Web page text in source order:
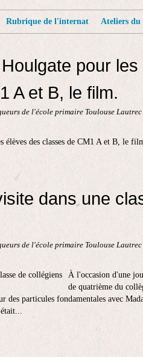
Rubrique de l'internat Ateliers du
pour
A et B, le film.
de l'école primaire Toulouse Lautrec
dans une
de l'école primaire Toulouse Lautrec
À l'occasion d'une
de quatrième du
des particules fondamentales avec